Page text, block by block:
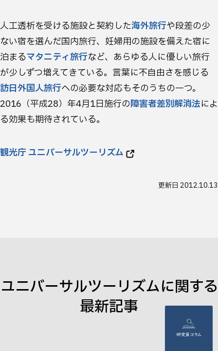
人工透析を受ける施設と契約した海外旅行や段差の少
ない宿を選んだ国内旅行、妊婦用の施設を備えた宿に
泊まるマタニティ旅行など、あらゆる人に優しい旅行
が少しずつ増えてきている。言葉に不自由さを感じる
訪日外国人旅行への必要な対応もそのうちの一つ。
2016（平成28）年4月1日施行の障害者差別解消法によ
る効果も期待されている。
観光庁 ユニバーサルツーリズム
更新日 2012.10.13
ユニバーサルツーリズムに関する
最新記事